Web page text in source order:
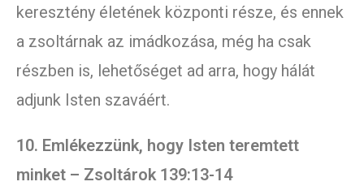
keresztény életének központi része, és ennek
a zsoltárnak az imádkozása, még ha csak
részben is, lehetőséget ad arra, hogy hálát
adjunk Isten szaváért.
10. Emlékezzünk, hogy Isten teremtett
minket – Zsoltárok 139:13-14